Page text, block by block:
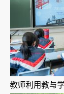
教师利用教与